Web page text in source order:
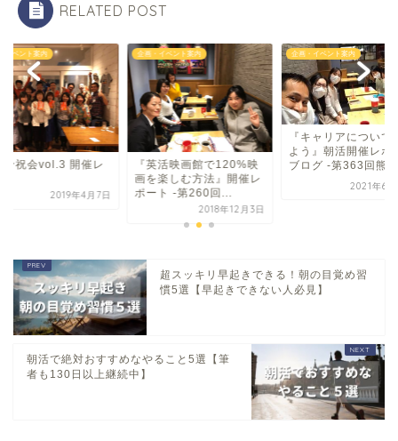
RELATED POST
イベント案内
予祝会vol.3 開催レ
2019年4月7日
企画・イベント案内
『英活映画館で120%映
画を楽しむ方法』開催レ
ポート -第260回...
2018年12月3日
企画・イベント案内
『キャリアについて
よう』朝活開催レポ
ブログ -第363回熊...
2021年6
超スッキリ早起きできる！朝の目覚め習
慣5選【早起きできない人必見】
朝活で絶対おすすめなやること5選【筆
者も130日以上継続中】